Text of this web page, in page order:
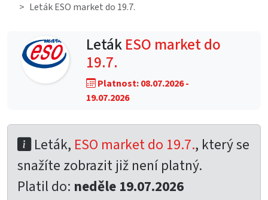
Leták ESO market do 19.7.
LetákESO market do
19.7.
Platnost: 08.07.2026 -
19.07.2026
Leták, ESO market do 19.7., který se
snažíte zobrazit již není platný.
Platil do: neděle 19.07.2026